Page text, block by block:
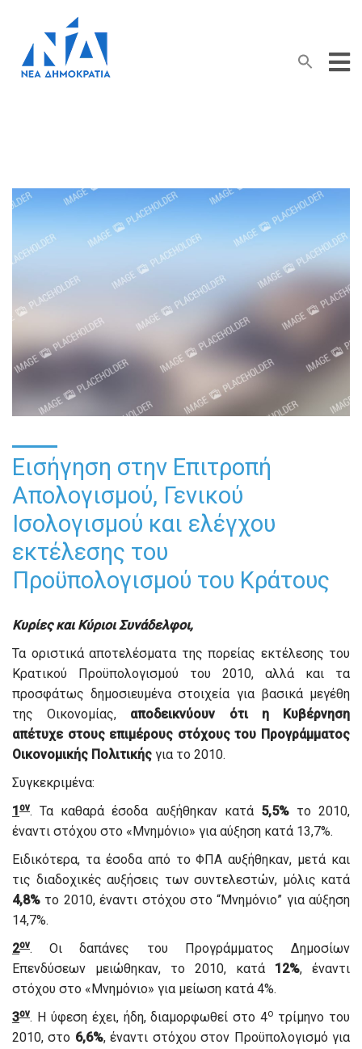
Search
for:
Search Button
Εισήγηση στην Επιτροπή
Απολογισμού, Γενικού
Ισολογισμού και ελέγχου
εκτέλεσης του
Προϋπολογισμού του Κράτους
Κυρίες και Κύριοι Συνάδελφοι,
Τα οριστικά αποτελέσματα της πορείας εκτέλεσης του
Κρατικού Προϋπολογισμού του 2010, αλλά και τα
προσφάτως δημοσιευμένα στοιχεία για βασικά μεγέθη
της Οικονομίας, αποδεικνύουν ότι η Κυβέρνηση
απέτυχε στους επιμέρους στόχους του Προγράμματος
Οικονομικής Πολιτικής για το 2010.
Συγκεκριμένα:
1ον. Τα καθαρά έσοδα αυξήθηκαν κατά 5,5%το 2010,
έναντι στόχου στο «Μνημόνιο» για αύξηση κατά 13,7%.
Ειδικότερα, τα έσοδα από το ΦΠΑ αυξήθηκαν, μετά και
τις διαδοχικές αυξήσεις των συντελεστών, μόλις κατά
4,8% το 2010, έναντι στόχου στο “Μνημόνιο” για αύξηση
14,7%.
2ον. Οι δαπάνες του Προγράμματος Δημοσίων
Επενδύσεων μειώθηκαν, το 2010, κατά 12%, έναντι
στόχου στο «Μνημόνιο» για μείωση κατά 4%.
3ον. Η ύφεση έχει, ήδη, διαμορφωθεί στο 4ο τρίμηνο του
2010, στο 6,6%, έναντι στόχου στον Προϋπολογισμό για